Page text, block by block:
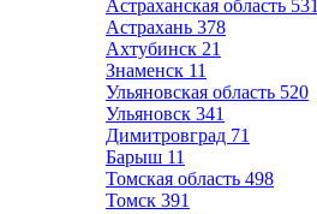
Астраханская область 531
Астрахань 378
Ахтубинск 21
Знаменск 11
Ульяновская область 520
Ульяновск 341
Димитровград 71
Барыш 11
Томская область 498
Томск 391